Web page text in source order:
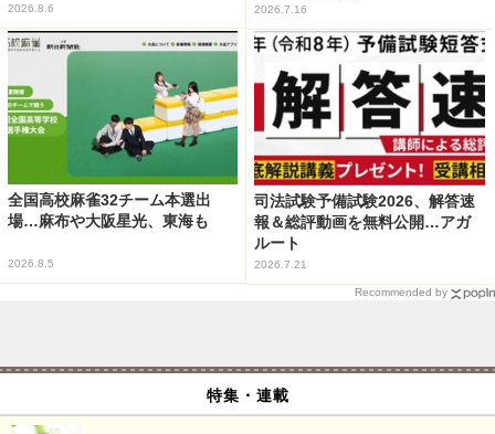
2026.8.6 2026.7.16
全国高校麻雀32チーム本選出
場…麻布や大阪星光、東海も
2026.8.5
司法試験予備試験2026、解答速
報＆総評動画を無料公開…アガ
ルート
2026.7.21
Recommended by
特集・連載